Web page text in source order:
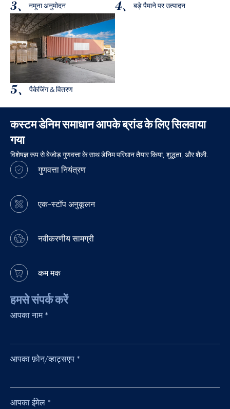
3、 नमूना अनुमोदन 4、 बड़े पैमाने पर उत्पादन
5、 पैकेजिंग & वितरण
कस्टम डेनिम समाधान आपके ब्रांड के लिए सिलवाया
गया
विशेषज्ञ रूप से बेजोड़ गुणवत्ता के साथ डेनिम परिधान तैयार किया, शुद्धता, और शैली.
गुणवत्ता नियंत्रण
एक-स्टॉप अनुकूलन
नवीकरणीय सामग्री
कम मक
हमसे संपर्क करें
आपका नाम *
आपका फ़ोन/व्हाट्सएप *
आपका ईमेल *